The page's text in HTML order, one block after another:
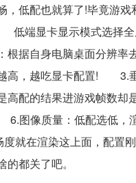
，低配也就算了!毕竟游戏
端显卡显示模式选择
根据自身电脑桌面分辨率
高，越吃显卡配置! 3.
高配的结果进游戏帧数却
图像质量：低配选低，
就在渲染这上面，配置
都关了吧。